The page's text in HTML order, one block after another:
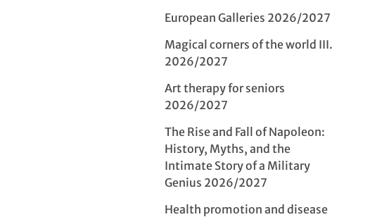
European Galleries 2026/2027
Magical corners of the world III.
2026/2027
Art therapy for seniors
2026/2027
The Rise and Fall of Napoleon:
History, Myths, and the
Intimate Story of a Military
Genius 2026/2027
Health promotion and disease